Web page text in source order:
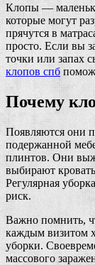
Клопы —
которые могут
прячутся в
просто. Если вы
точки или запах
клопов спб
Почему
Появляются они
подержанной
плинтов. Они
выбирают
Регулярная
риск.
Важно помнить,
каждым визитом
уборки.
массового